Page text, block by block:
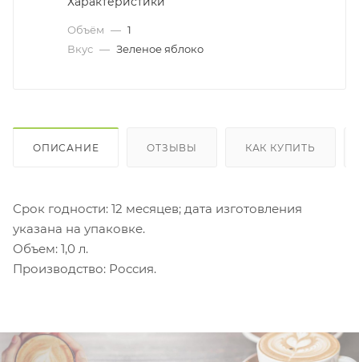
Объём — 1
Вкус — Зеленое яблоко
ОПИСАНИЕ ОТЗЫВЫ КАК КУПИТЬ
Срок годности: 12 месяцев; дата изготовления
указана на упаковке.
Объем: 1,0 л.
Производство: Россия.